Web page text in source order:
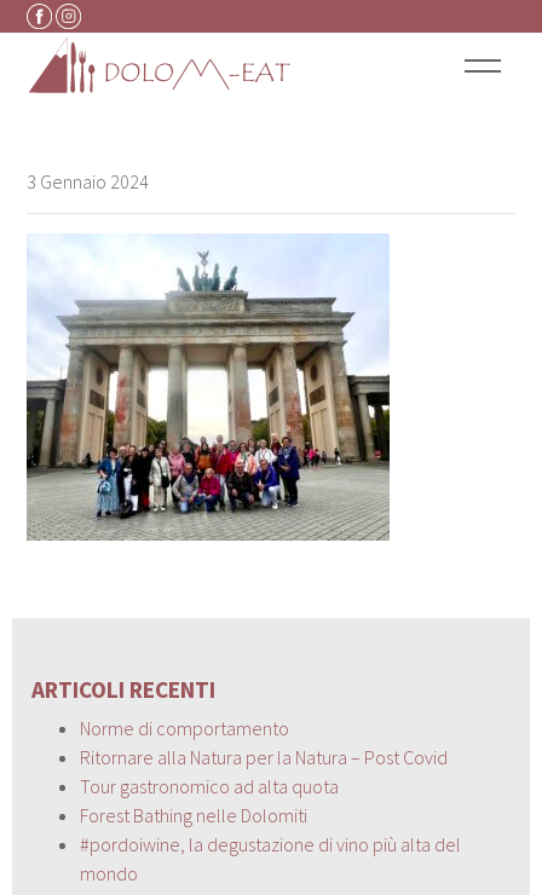
Vai al contenuto
3 Gennaio 2024
ARTICOLI RECENTI
Norme di comportamento
Ritornare alla Natura per la Natura – Post Covid
Tour gastronomico ad alta quota
Forest Bathing nelle Dolomiti
#pordoiwine, la degustazione di vino più alta del
mondo